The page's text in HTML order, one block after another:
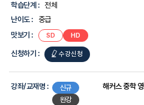
계,
난
이
도,
보
신
청
하
학습단계 :
전체
난이도 :
중급
맛보기 :
SD HD
신청하기 : 수강신청
강좌/교재명 :
신규
완강